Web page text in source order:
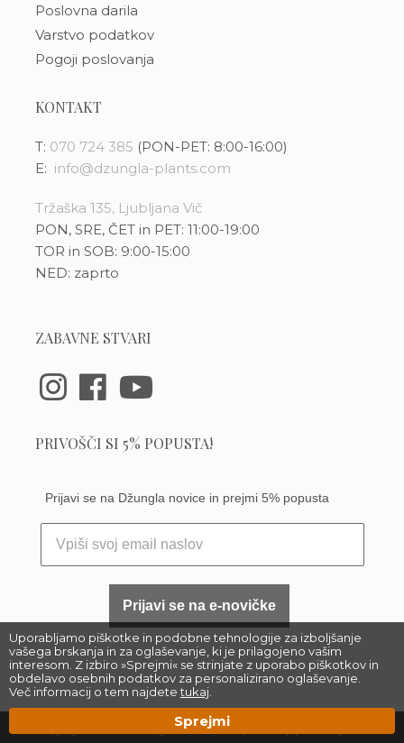
Uporabljamo piškotke in podobne tehnologije za izboljšanje
vašega brskanja in za oglaševanje, ki je prilagojeno vašim
interesom. Z izbiro »Sprejmi« se strinjate z uporabo piškotkov in
obdelavo osebnih podatkov za personalizirano oglaševanje.
Več informacij o tem najdetetukaj
Sprejmi
Poslovna darila
Varstvo podatkov
Pogoji poslovanja
KONTAKT
T: 070 724 385 (PON-PET: 8:00-16:00)
E: info@dzungla-plants.com
Tržaška 135, Ljubljana Vič
PON, SRE, ČET in PET: 11:00-19:00
TOR in SOB: 9:00-15:00
NED: zaprto
ZABAVNE STVARI
PRIVOŠČI SI 5% POPUSTA!
Prijavi se na Džungla novice in prejmi 5% popusta
Prijavi se na e-novičke
Džungla Plants d.o.o.